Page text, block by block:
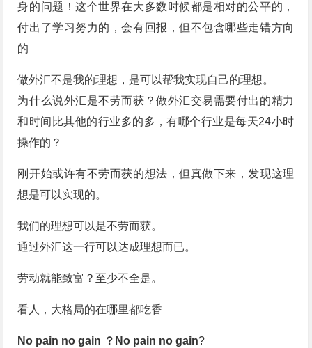
身的问题！这个世界在大多数时候都是相对的公平的，
付出了学习努力的，会有回报，但不包含哪些走错方向
的
做外汇不是我的理想，是可以帮我实现自己的理想。
为什么说外汇是不劳而获？做外汇交易需要付出的精力
和时间比其他的行业多的多，有哪个行业是每天24小时
操作的？
刚开始或许有不劳而获的想法，但真做下来，发现这理
想是可以实现的。
我们的理想可以是不劳而获。
通过外汇这一行可以达成理想而已。
劳动就能致富？至少不全是。
看人，大格局的在哪里都吃香
No pain no gain ？No pain no gain?